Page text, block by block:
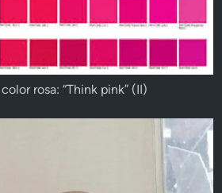
rosa: “Think pink” (II)